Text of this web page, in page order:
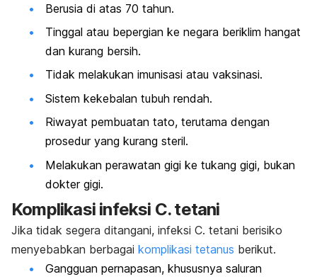
Berusia di atas 70 tahun.
Tinggal atau bepergian ke negara beriklim hangat
dan kurang bersih.
Tidak melakukan imunisasi atau vaksinasi.
Sistem kekebalan tubuh rendah.
Riwayat pembuatan tato, terutama dengan
prosedur yang kurang steril.
Melakukan perawatan gigi ke tukang gigi, bukan
dokter gigi.
Komplikasi infeksi C. tetani
Jika tidak segera ditangani, infeksi C. tetani berisiko
menyebabkan berbagai komplikasi tetanus berikut.
Gangguan pernapasan, khususnya saluran